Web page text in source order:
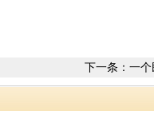
下一条： 一个